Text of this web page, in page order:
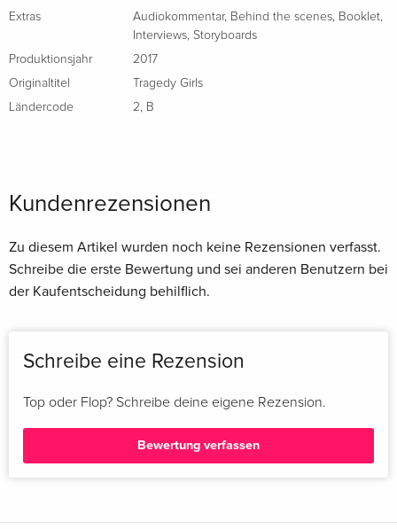
Extras
Audiokommentar, Behind the scenes Booklet
Interviews Storyboards
Produktionsjahr
2017
Originaltitel
Tragedy Girls
Ländercode
2 B
Kundenrezensionen
Zu diesem Artikel wurden noch keine Rezensionen verfasst.
Schreibe die erste Bewertung und sei anderen Benutzern bei
der Kaufentscheidung behilflich.
Schreibe eine Rezension
Top oder Flop? Schreibe deine eigene Rezension.
Bewertung verfassen